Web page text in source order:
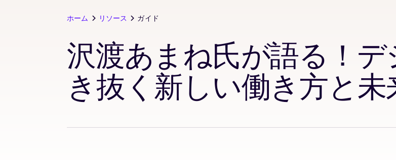
ホーム リソース ガイド
沢渡あまね氏が語る！
き抜く新しい働き方と未